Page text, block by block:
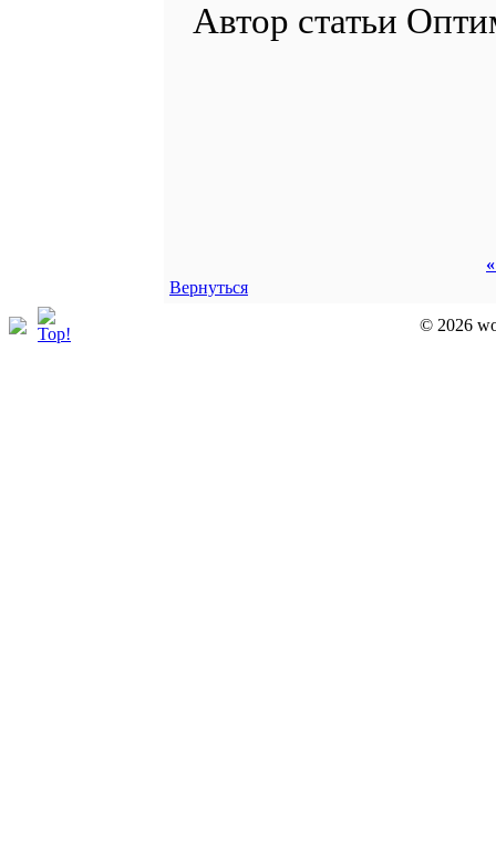
Автор статьи
Вернуться
© 2026